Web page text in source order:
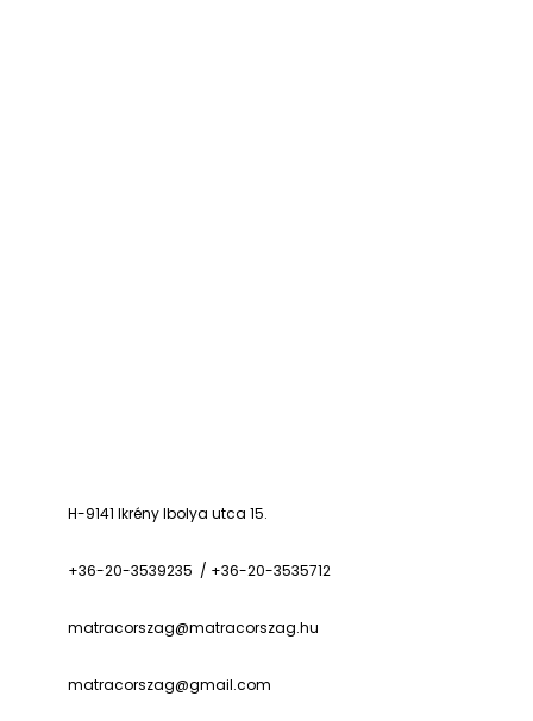
H-9141 Ikrény Ibolya utca 15.
+36-20-3539235 / +36-20-3535712
matracorszag@matracorszag.hu
matracorszag@gmail.com